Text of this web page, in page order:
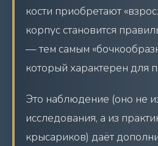
кости приобретают
корпус становится
— тем самым
который характерен для
Это наблюдение (оно не
исследования, а из
крысариков) даёт